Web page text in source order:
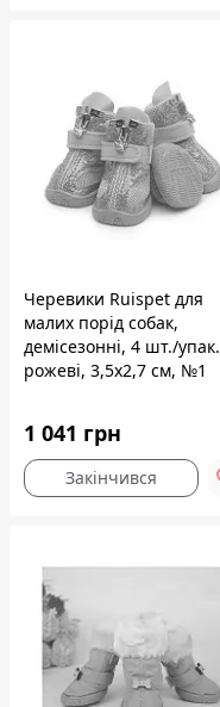
Черевики Ruispet для
малих порід собак,
демісезонні, 4 шт./упак.
рожеві, 3,5x2,7 см, №1
1 041 грн
Закінчився